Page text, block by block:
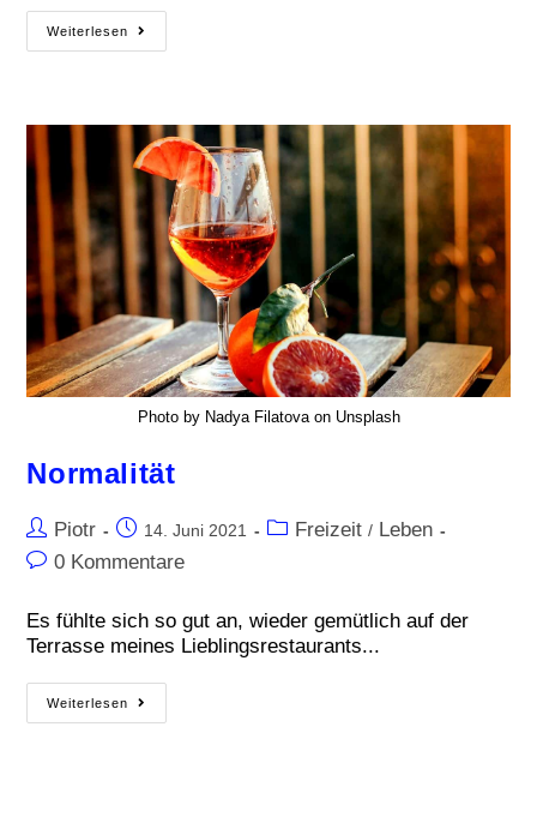
Weiterlesen
Photo by Nadya Filatova on Unsplash
Normalität
Piotr 14. Juni 2021 Freizeit / Leben
0 Kommentare
Es fühlte sich so gut an, wieder gemütlich auf der
Terrasse meines Lieblingsrestaurants...
Weiterlesen